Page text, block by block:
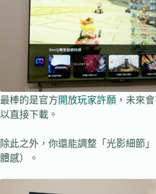
最棒的是官方開放玩家許願 ，未來
以直接下載。
除此之外，你還能調整「光影細節
體感）。